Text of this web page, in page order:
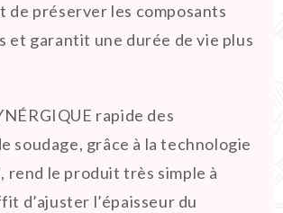
de préserver les composants
et garantit une durée de vie plus
rapide des
soudage, grâce à la technologie
rend le produit très simple à
d’ajuster l’épaisseur du